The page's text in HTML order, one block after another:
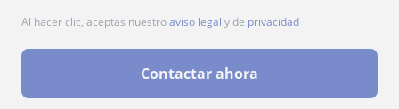
Al hacer clic, aceptas nuestroaviso legal y de privacidad
Contactar ahora